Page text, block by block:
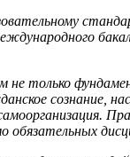
сознание,